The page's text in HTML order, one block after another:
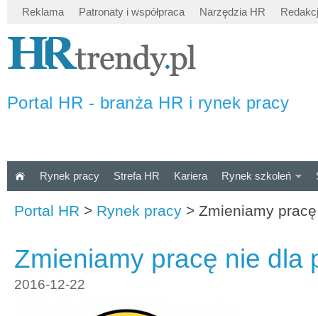
Reklama Patronaty i współpraca Narzędzia HR
Portal HR - branża HR i rynek pracy
Rynek pracy Strefa HR Kariera Rynek szkoleń
Portal HR > Rynek pracy > Zmieniamy
Zmieniamy pracę nie dla
2016-12-22